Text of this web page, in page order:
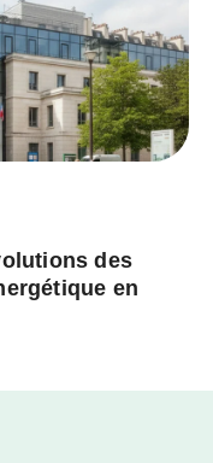
des
en